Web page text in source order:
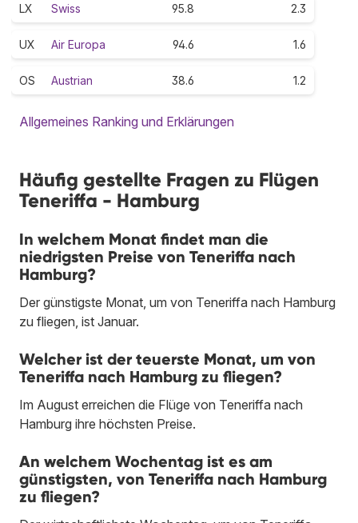
LX Swiss 95.8 2.3
UX Air Europa 94.6 1.6
OS Austrian 38.6 1.2
Allgemeines Ranking und Erklärungen
Häufig gestellte Fragen zu Flügen
Teneriffa - Hamburg
In welchem Monat findet man die
niedrigsten Preise von Teneriffa nach
Hamburg?
Der günstigste Monat, um von Teneriffa nach Hamburg
zu fliegen, ist Januar.
Welcher ist der teuerste Monat, um von
Teneriffa nach Hamburg zu fliegen?
Im August erreichen die Flüge von Teneriffa nach
Hamburg ihre höchsten Preise.
An welchem Wochentag ist es am
günstigsten, von Teneriffa nach Hamburg
zu fliegen?